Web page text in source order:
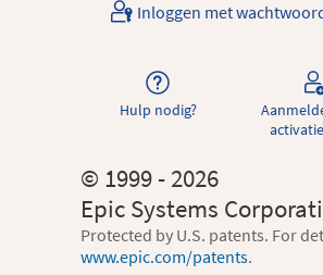
Inloggen met
Hulp nodig?
© 1999 - 2026
Epic Systems
Protected by U.S. patents. For
www.epic.com/patents.